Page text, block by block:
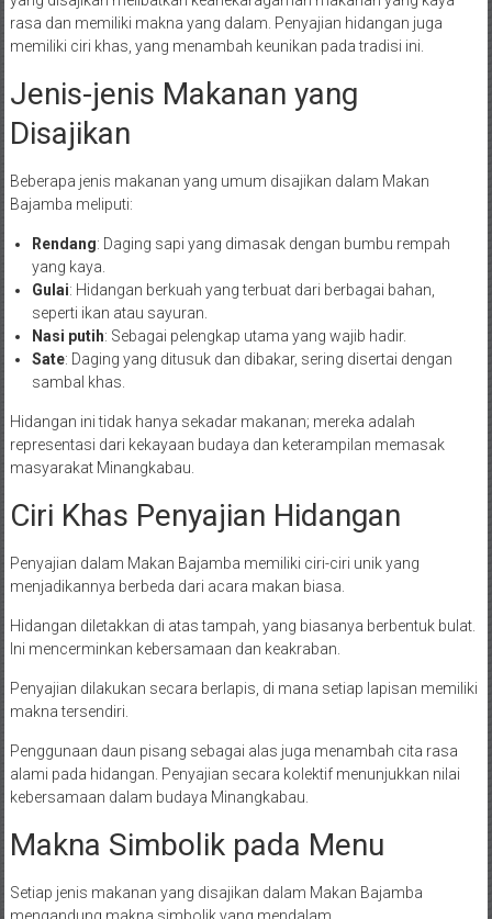
rasa dan memiliki makna yang dalam. Penyajian hidangan juga
memiliki ciri khas, yang menambah keunikan pada tradisi ini.
Jenis-jenis Makanan yang
Disajikan
Beberapa jenis makanan yang umum disajikan dalam Makan
Bajamba meliputi:
Rendang: Daging sapi yang dimasak dengan bumbu rempah
yang kaya.
Gulai: Hidangan berkuah yang terbuat dari berbagai bahan,
seperti ikan atau sayuran.
Nasi putih: Sebagai pelengkap utama yang wajib hadir.
Sate: Daging yang ditusuk dan dibakar, sering disertai dengan
sambal khas.
Hidangan ini tidak hanya sekadar makanan; mereka adalah
representasi dari kekayaan budaya dan keterampilan memasak
masyarakat Minangkabau.
Ciri Khas Penyajian Hidangan
Penyajian dalam Makan Bajamba memiliki ciri-ciri unik yang
menjadikannya berbeda dari acara makan biasa.
Hidangan diletakkan di atas tampah, yang biasanya berbentuk bulat.
Ini mencerminkan kebersamaan dan keakraban.
Penyajian dilakukan secara berlapis, di mana setiap lapisan memiliki
makna tersendiri.
Penggunaan daun pisang sebagai alas juga menambah cita rasa
alami pada hidangan. Penyajian secara kolektif menunjukkan nilai
kebersamaan dalam budaya Minangkabau.
Makna Simbolik pada Menu
Setiap jenis makanan yang disajikan dalam Makan Bajamba
mengandung makna simbolik yang mendalam.